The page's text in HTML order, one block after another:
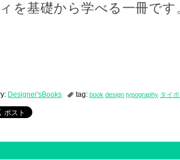
を基礎から学べる一冊です
Designer'sBooks tag: book design typography タイ